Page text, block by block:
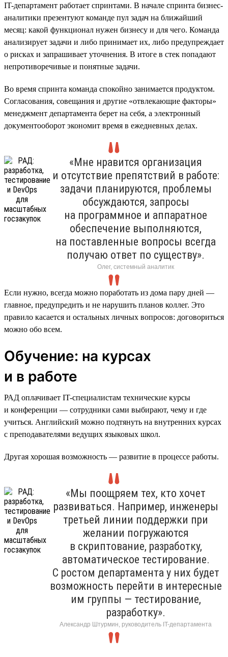
IT-департамент работает спринтами. В начале спринта бизнес-
аналитики презентуют команде пул задач на ближайший
месяц: какой функционал нужен бизнесу и для чего. Команда
анализирует задачи и либо принимает их, либо предупреждает
о рисках и запрашивает уточнения. В итоге в стек попадают
непротиворечивые и понятные задачи.
Во время спринта команда спокойно занимается продуктом.
Согласования, совещания и другие «отвлекающие факторы»
менеджмент департамента берет на себя, а электронный
документооборот экономит время в ежедневных делах.
«Мне нравится организация
и отсутствие препятствий в работе:
задачи планируются, проблемы
обсуждаются, запросы
на программное и аппаратное
обеспечение выполняются,
на поставленные вопросы всегда
получаю ответ по существу».
Олег, системный аналитик
Если нужно, всегда можно поработать из дома пару дней —
главное, предупредить и не нарушить планов коллег. Это
правило касается и остальных личных вопросов: договориться
можно обо всем.
Обучение: на курсах
и в работе
РАД оплачивает IT-специалистам технические курсы
и конференции — сотрудники сами выбирают, чему и где
учиться. Английский можно подтянуть на внутренних курсах
с преподавателями ведущих языковых школ.
Другая хорошая возможность — развитие в процессе работы.
«Мы поощряем тех, кто хочет
развиваться. Например, инженеры
третьей линии поддержки при
желании погружаются
в скриптование, разработку,
автоматическое тестирование.
С ростом департамента у них будет
возможность перейти в интересные
им группы — тестирование,
разработку».
Александр Штурмин, руководитель IT-департамента